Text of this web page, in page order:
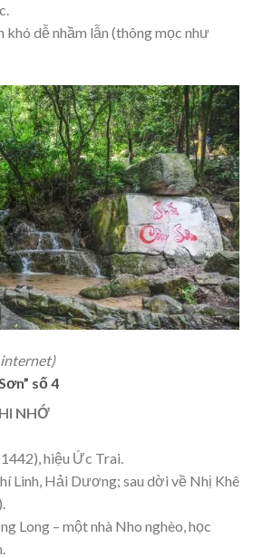
khó dễ nhầm lẫn (thông mọc như
số 4
NHỚ
hiệu Ức Trai.
Linh, Hải Dương; sau dời về Nhị Khê
Long – một nhà Nho nghèo, học